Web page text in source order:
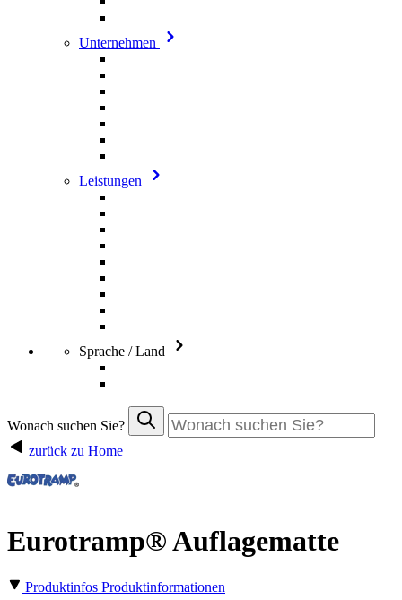
Unternehmen
Leistungen
Sprache / Land
Wonach suchen Sie?
zurück zu Home
Eurotramp® Auflagematte
Produktinfos Produktinformationen